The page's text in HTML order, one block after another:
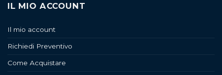
IL MIO ACCOUNT
Il mio account
Richiedi Preventivo
Come Acquistare